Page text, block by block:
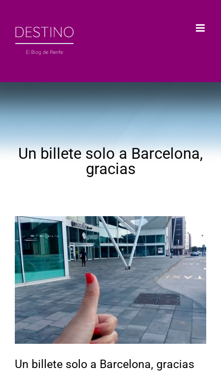
contenido
Un billete solo a Barcelona,
gracias
Ver
imagen
más
grande
Un billete solo a Barcelona, gracias